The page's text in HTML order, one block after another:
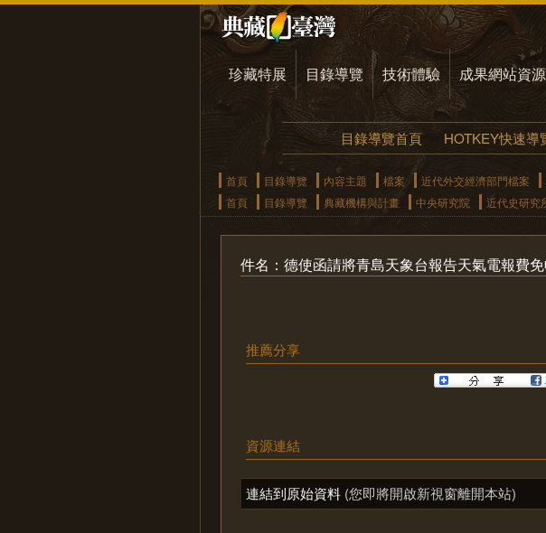
珍藏特展 目錄導覽 技術體驗 成果網站資源
目錄導覽首頁 HOTKEY快速導
首頁 目錄導覽 內容主題 檔案 近代外交經濟部門檔案
首頁
目錄導覽 典藏機構與計畫 中央研究院 近代史研究
件名：德使函請將青島天象台報告天氣電報費
推薦分享
資源連結
連結到原始資料 (您即將開啟新視窗離開本站)